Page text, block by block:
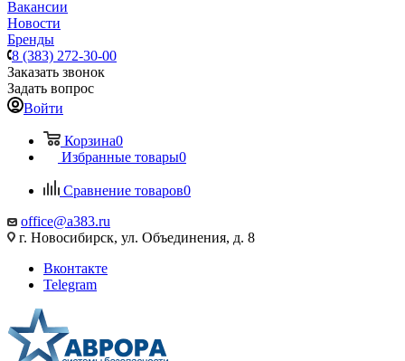
Вакансии
Новости
Бренды
8 (383) 272-30-00
Заказать звонок
Задать вопрос
Войти
Корзина0
Избранные товары0
Сравнение товаров0
office@a383.ru
г. Новосибирск, ул. Объединения, д. 8
Вконтакте
Telegram